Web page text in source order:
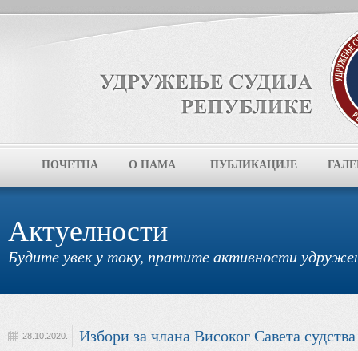
ПОЧЕТНА О НАМА ПУБЛИКАЦИЈЕ
Актуелности
Будите увек у току, пратите активности
28.10.2020. Избори за члана Високог Савета судства